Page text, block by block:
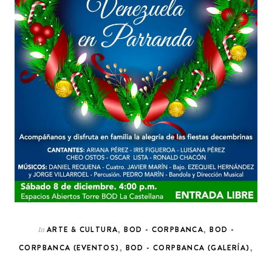
In ARTE & CULTURA,BOD - CORPBANCA,BOD -
CORPBANCA (EVENTOS), BOD - CORPBANCA (GALERÍA),